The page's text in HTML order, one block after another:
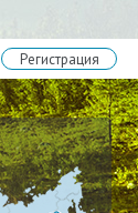
Регистрация